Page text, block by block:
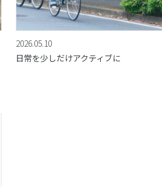
2026.05.10
日常を少しだけアクティブに